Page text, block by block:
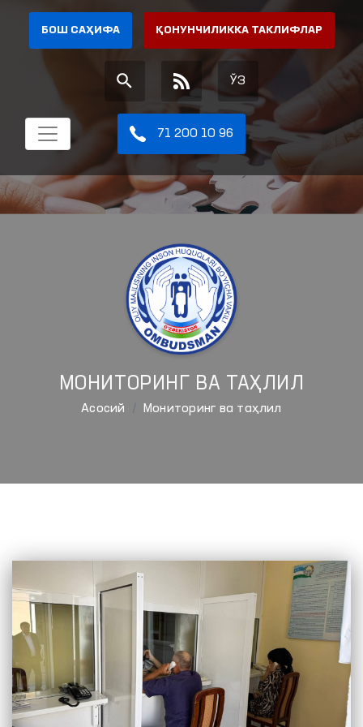
БОШ САҲИФА ҚОНУНЧИЛИККА ТАКЛИФЛАР
ЎЗ
71 200 10 96
МОНИТОРИНГ ВА ТАҲЛИЛ
Aсосий Мониторинг ва таҳлил